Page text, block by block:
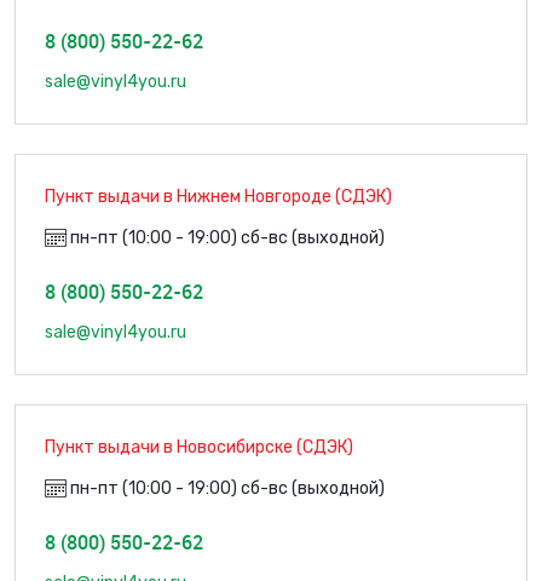
8 (800) 550-22-62
sale@vinyl4you.ru
Пункт выдачи в Нижнем Новгороде (СДЭК)
пн-пт (10:00 - 19:00) сб-вс (выходной)
8 (800) 550-22-62
sale@vinyl4you.ru
Пункт выдачи в Новосибирске (СДЭК)
пн-пт (10:00 - 19:00) сб-вс (выходной)
8 (800) 550-22-62